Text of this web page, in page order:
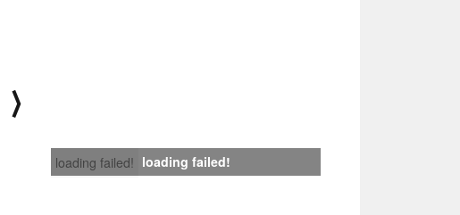
⟩
loading failed! loading failed!